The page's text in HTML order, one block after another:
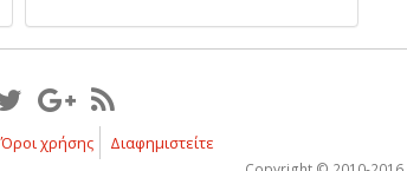
Όροι χρήσης Διαφημιστείτε